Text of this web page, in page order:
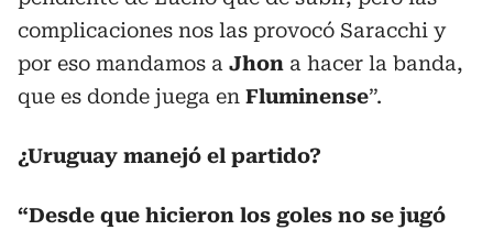
complicaciones nos las provocó Saracchi y
por eso mandamos a Jhon a hacer la banda,
que es donde juega en Fluminense”.
¿Uruguay manejó el partido?
“Desde que hicieron los goles no se jugó